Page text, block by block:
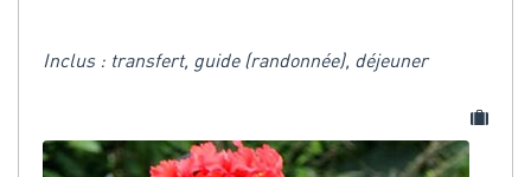
Inclus : transfert, guide (randonnée), déjeuner